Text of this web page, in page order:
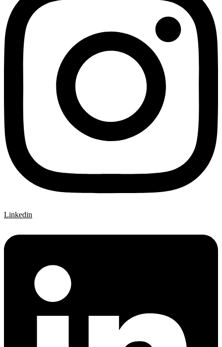
Linkedin